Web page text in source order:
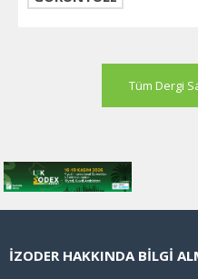
Tüm Dergi
İZODER HAKKINDA BİLGİ